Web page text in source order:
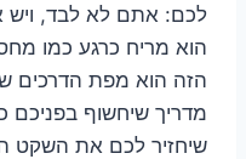
לכם: אתם לא לבד,
הוא מריח כרגע כמו
הזה הוא מפת הדרכים
מדריך שיחשוף בפניכם
שיחזיר לכם את השקט